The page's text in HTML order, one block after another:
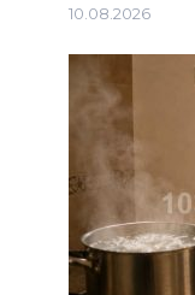
10.08.2026